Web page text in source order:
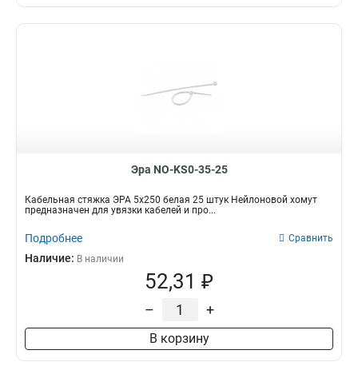
Эра NO-KS0-35-25
Кабельная стяжка ЭРА 5x250 белая 25 штук Нейлоновой хомут
предназначен для увязки кабелей и про...
Подробнее Сравнить
Наличие: В наличии
52,31 ₽
– +
В корзину